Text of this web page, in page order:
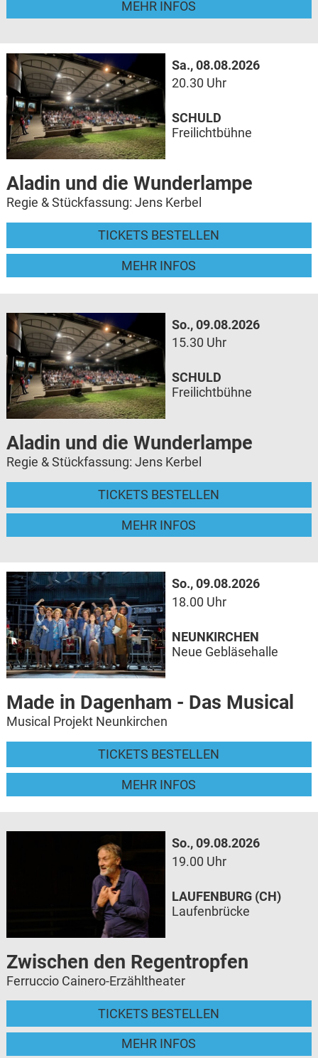
MEHR INFOS
Sa., 08.08.2026
20.30 Uhr
Aladin und die Wunderlampe
Regie & Stückfassung: Jens Kerbel
TICKETS BESTELLEN
MEHR INFOS
SCHULD
Freilichtbühne
So., 09.08.2026
15.30 Uhr
Aladin und die Wunderlampe
Regie & Stückfassung: Jens Kerbel
TICKETS BESTELLEN
MEHR INFOS
SCHULD
Freilichtbühne
So., 09.08.2026
18.00 Uhr
Made in Dagenham - Das Musical
Musical Projekt Neunkirchen
TICKETS BESTELLEN
MEHR INFOS
NEUNKIRCHEN
Neue Gebläsehalle
So., 09.08.2026
19.00 Uhr
Zwischen den Regentropfen
Ferruccio Cainero-Erzähltheater
TICKETS BESTELLEN
MEHR INFOS
LAUFENBURG (CH)
Laufenbrücke